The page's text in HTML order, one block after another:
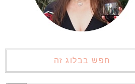
חפש בבלוג זה